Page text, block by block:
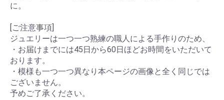
に。
[ご注意事項]
ジュエリーは一つ一つ熟練の職人による手作りのため、
・お届けまでには45日から60日ほどお時間をいただいて
おります。
・模様も一つ一つ異なり本ページの画像と全く同じでは
ございません。
予めご了承ください。